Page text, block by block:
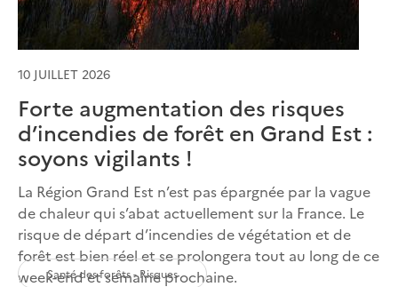
10 JUILLET 2026
Forte augmentation des risques
d’incendies de forêt en Grand Est :
soyons vigilants !
La Région Grand Est n’est pas épargnée par la vague
de chaleur qui s’abat actuellement sur la France. Le
risque de départ d’incendies de végétation et de
forêt est bien réel et se prolongera tout au long de ce
week-end et semaine prochaine.
Santé des forêts - Risques